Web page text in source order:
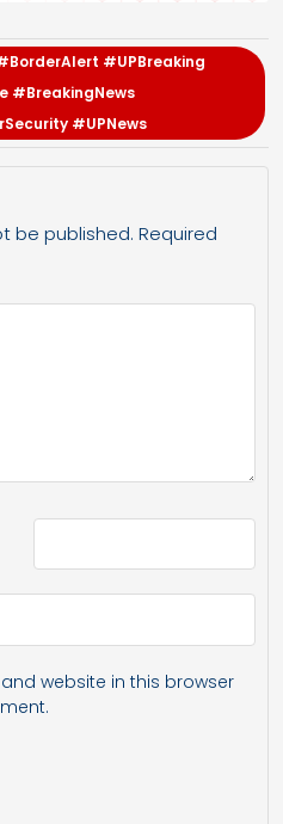
#UPBreaking
#BreakingNews
#UPNews
be published. Required
website in this browser